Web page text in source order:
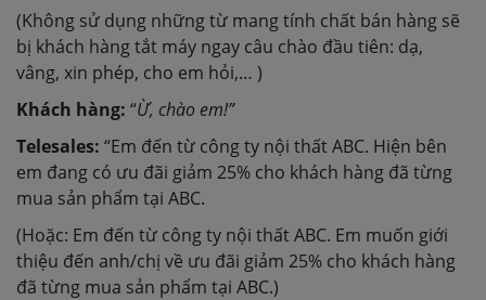
(Không sử dụng những từ mang tính chất bán hàng sẽ
bị khách hàng tắt máy ngay câu chào đầu tiên: dạ,
vâng, xin phép, cho em hỏi,… )
Khách hàng: “Ừ, chào em!”
Telesales: “Em đến từ công ty nội thất ABC. Hiện bên
em đang có ưu đãi giảm 25% cho khách hàng đã từng
mua sản phẩm tại ABC.
(Hoặc: Em đến từ công ty nội thất ABC. Em muốn giới
thiệu đến anh/chị về ưu đãi giảm 25% cho khách hàng
đã từng mua sản phẩm tại ABC.)